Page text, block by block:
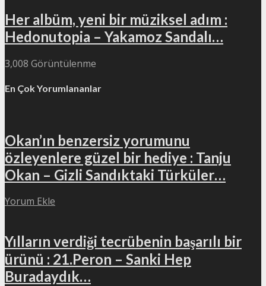
Her albüm, yeni bir müziksel adım :
Hedonutopia – Yakamoz Sandalı…
3,008 Görüntülenme
En Çok Yorumlananlar
Okan’ın benzersiz yorumunu
özleyenlere güzel bir hediye : Tanju
Okan – Gizli Sandıktaki Türküler…
Yorum Ekle
Yılların verdiği tecrübenin başarılı bir
ürünü : 21.Peron – Sanki Hep
Buradaydık…